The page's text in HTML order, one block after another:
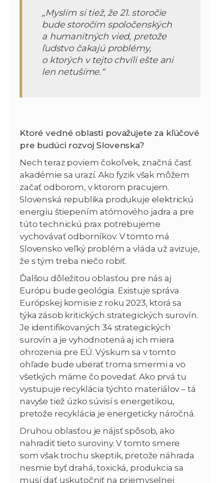
„Myslím si tiež, že 21. storočie
bude storočím spoločenských
a humanitných vied, pretože
ľudstvo čakajú problémy,
o ktorých v tejto chvíli ešte ani
len netušíme.“
Ktoré vedné oblasti považujete za kľúčové
pre budúci rozvoj Slovenska?
Nech teraz poviem čokoľvek, značná časť
akadémie sa urazí. Ako fyzik však môžem
začať odborom, v ktorom pracujem.
Slovenská republika produkuje elektrickú
energiu štiepením atómového jadra a pre
túto technickú prax potrebujeme
vychovávať odborníkov. V tomto má
Slovensko veľký problém a vláda už avizuje,
že s tým treba niečo robiť.
Ďalšou dôležitou oblasťou pre nás aj
Európu bude geológia. Existuje správa
Európskej komisie z roku 2023, ktorá sa
týka zásob kritických strategických surovín.
Je identifikovaných 34 strategických
surovín a je vyhodnotená aj ich miera
ohrozenia pre EÚ. Výskum sa v tomto
ohľade bude uberať troma smermi a vo
všetkých máme čo povedať. Ako prvá tu
vystupuje recyklácia týchto materiálov – tá
navyše tiež úzko súvisí s energetikou,
pretože recyklácia je energeticky náročná.
Druhou oblasťou je nájsť spôsob, ako
nahradiť tieto suroviny. V tomto smere
som však trochu skeptik, pretože náhrada
nesmie byť drahá, toxická, produkcia sa
musí dať uskutočniť na priemyselnej